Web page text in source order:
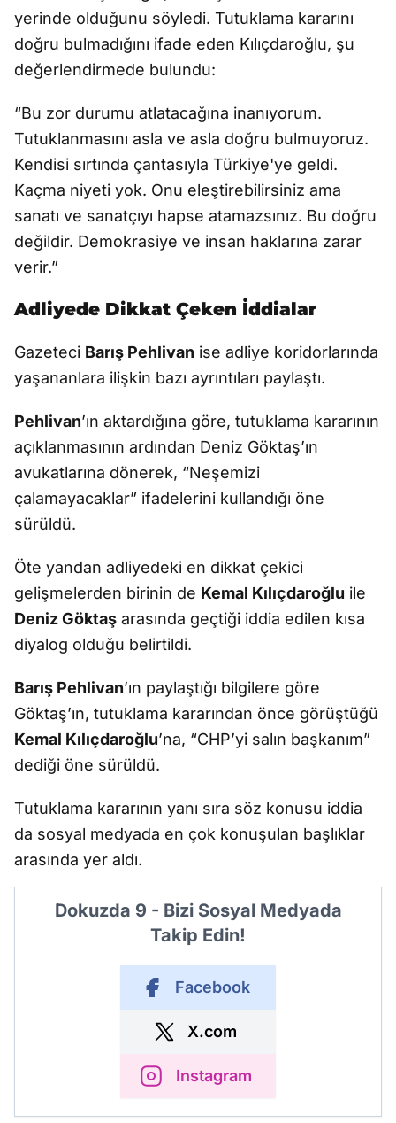
yerinde olduğunu söyledi. Tutuklama kararını
doğru bulmadığını ifade eden Kılıçdaroğlu, şu
değerlendirmede bulundu:
“Bu zor durumu atlatacağına inanıyorum.
Tutuklanmasını asla ve asla doğru bulmuyoruz.
Kendisi sırtında çantasıyla Türkiye'ye geldi.
Kaçma niyeti yok. Onu eleştirebilirsiniz ama
sanatı ve sanatçıyı hapse atamazsınız. Bu doğru
değildir. Demokrasiye ve insan haklarına zarar
verir.”
Adliyede Dikkat Çeken İddialar
Gazeteci Barış Pehlivan ise adliye koridorlarında
yaşananlara ilişkin bazı ayrıntıları paylaştı.
Pehlivan’ın aktardığına göre, tutuklama kararının
açıklanmasının ardından Deniz Göktaş’ın
avukatlarına dönerek, “Neşemizi
çalamayacaklar” ifadelerini kullandığı öne
sürüldü.
Öte yandan adliyedeki en dikkat çekici
gelişmelerden birinin de Kemal Kılıçdaroğlu ile
Deniz Göktaş arasında geçtiği iddia edilen kısa
diyalog olduğu belirtildi.
Barış Pehlivan’ın paylaştığı bilgilere göre
Göktaş’ın, tutuklama kararından önce görüştüğü
Kemal Kılıçdaroğlu’na, “CHP’yi salın başkanım”
dediği öne sürüldü.
Tutuklama kararının yanı sıra söz konusu iddia
da sosyal medyada en çok konuşulan başlıklar
arasında yer aldı.
Dokuzda 9 - Bizi Sosyal Medyada
Takip Edin!
Facebook
X.com
Instagram